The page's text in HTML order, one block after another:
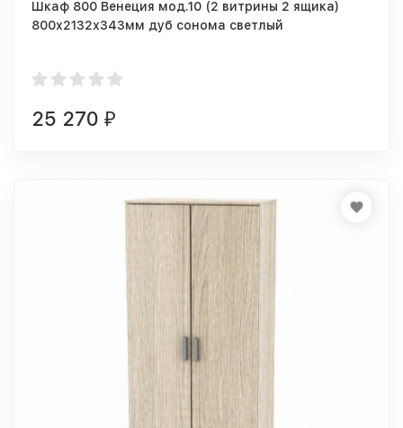
Шкаф 800 Венеция мод.10 (2 витрины 2 ящика)
800х2132х343мм дуб сонома светлый
25 270 ₽